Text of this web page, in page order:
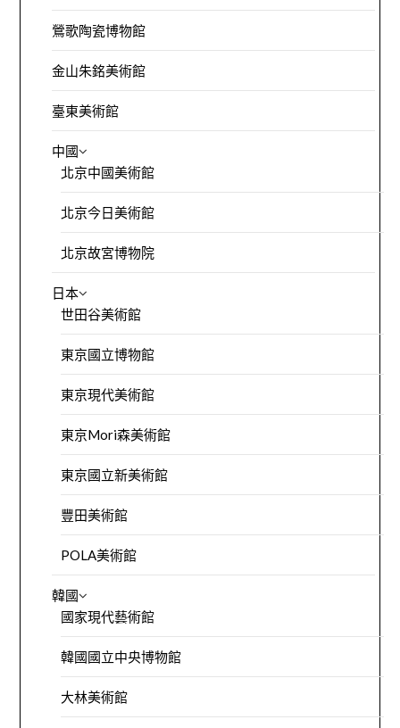
鶯歌陶瓷博物館
金山朱銘美術館
臺東美術館
中國
北京中國美術館
北京今日美術館
北京故宮博物院
日本
世田谷美術館
東京國立博物館
東京現代美術館
東京Mori森美術館
東京國立新美術館
豐田美術館
POLA美術館
韓國
國家現代藝術館
韓國國立中央博物館
大林美術館